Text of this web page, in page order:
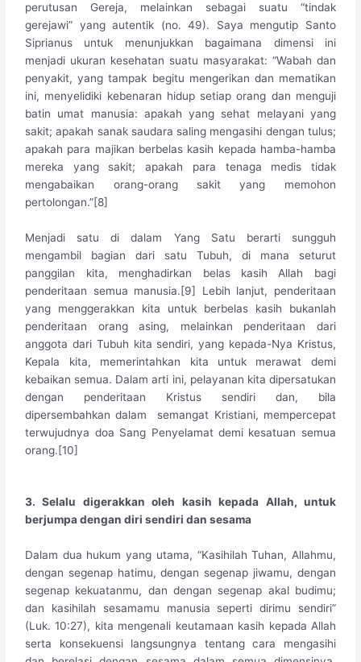
perutusan Gereja, melainkan sebagai suatu “tindak
gerejawi” yang autentik (no. 49). Saya mengutip Santo
Siprianus untuk menunjukkan bagaimana dimensi ini
menjadi ukuran kesehatan suatu masyarakat: “Wabah dan
penyakit, yang tampak begitu mengerikan dan mematikan
ini, menyelidiki kebenaran hidup setiap orang dan menguji
batin umat manusia: apakah yang sehat melayani yang
sakit; apakah sanak saudara saling mengasihi dengan tulus;
apakah para majikan berbelas kasih kepada hamba-hamba
mereka yang sakit; apakah para tenaga medis tidak
mengabaikan orang-orang sakit yang memohon
pertolongan.”[8]
Menjadi satu di dalam Yang Satu berarti sungguh
mengambil bagian dari satu Tubuh, di mana seturut
panggilan kita, menghadirkan belas kasih Allah bagi
penderitaan semua manusia.[9] Lebih lanjut, penderitaan
yang menggerakkan kita untuk berbelas kasih bukanlah
penderitaan orang asing, melainkan penderitaan dari
anggota dari Tubuh kita sendiri, yang kepada-Nya Kristus,
Kepala kita, memerintahkan kita untuk merawat demi
kebaikan semua. Dalam arti ini, pelayanan kita dipersatukan
dengan penderitaan Kristus sendiri dan, bila
dipersembahkan dalam semangat Kristiani, mempercepat
terwujudnya doa Sang Penyelamat demi kesatuan semua
orang.[10]
3. Selalu digerakkan oleh kasih kepada Allah, untuk
berjumpa dengan diri sendiri dan sesama
Dalam dua hukum yang utama, “Kasihilah Tuhan, Allahmu,
dengan segenap hatimu, dengan segenap jiwamu, dengan
segenap kekuatanmu, dan dengan segenap akal budimu;
dan kasihilah sesamamu manusia seperti dirimu sendiri”
(Luk. 10:27), kita mengenali keutamaan kasih kepada Allah
serta konsekuensi langsungnya tentang cara mengasihi